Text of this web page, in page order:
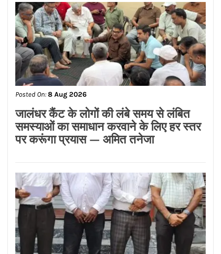
Posted On:8 Aug 2026
जालंधर कैंट के लोगों की लंबे समय से लंबित
समस्याओं का समाधान करवाने के लिए हर स्तर
पर करूंगा प्रयास — अमित तनेजा